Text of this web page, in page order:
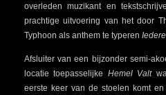
overleden muzikant en
prachtige uitvoering van het door
Typhoon als anthem te typeren
Afsluiter van een bijzonder semi-
locatie toepasselijke Hemel Valt
eerste keer van de stoelen komt